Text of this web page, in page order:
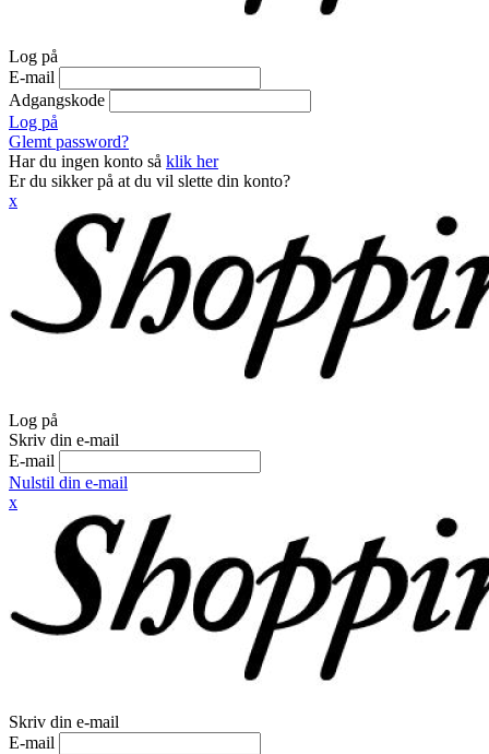
Log på
E-mail
Adgangskode
Log på
Glemt password?
Har du ingen konto så klik her
Er du sikker på at du vil slette din konto?
x
Log på
Skriv din e-mail
E-mail
Nulstil din e-mail
x
Skriv din e-mail
E-mail